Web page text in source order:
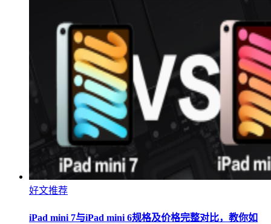
好文推荐
iPad mini 7与iPad mini 6规格及价格完整对比，教你如